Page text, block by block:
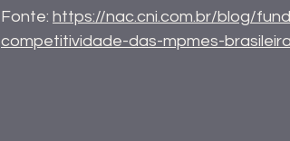
Fonte: https://nac.cni.com.br/blog/
competitividade-das-mpmes-